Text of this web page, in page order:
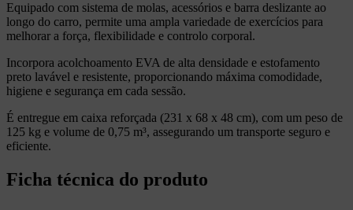
Equipado com sistema de molas, acessórios e barra deslizante ao
longo do carro, permite uma ampla variedade de exercícios para
melhorar a força, flexibilidade e controlo corporal.
Incorpora acolchoamento EVA de alta densidade e estofamento
preto lavável e resistente, proporcionando máxima comodidade,
higiene e segurança em cada sessão.
É entregue em caixa reforçada (231 x 68 x 48 cm), com um peso de
125 kg e volume de 0,75 m³, assegurando um transporte seguro e
eficiente.
Ficha técnica do produto